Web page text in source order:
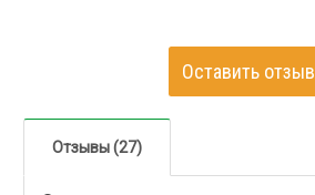
Оставить отзыв
Отзывы (27)